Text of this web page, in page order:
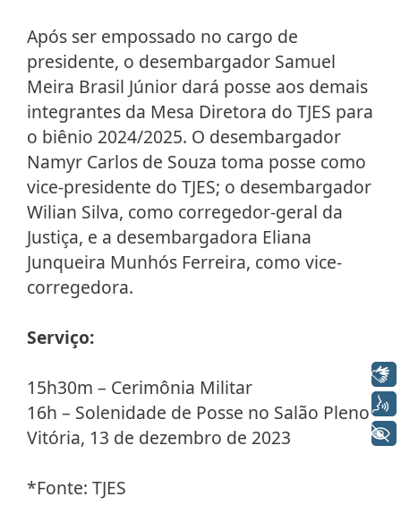
Após ser empossado no cargo de
presidente, o desembargador Samuel
Meira Brasil Júnior dará posse aos demais
integrantes da Mesa Diretora do TJES para
o biênio 2024/2025. O desembargador
Namyr Carlos de Souza toma posse como
vice-presidente do TJES; o desembargador
Wilian Silva, como corregedor-geral da
Justiça, e a desembargadora Eliana
Junqueira Munhós Ferreira, como vice-
corregedora.
Serviço:
15h30m – Cerimônia Militar
16h – Solenidade de Posse no Salão Pleno
Vitória, 13 de dezembro de 2023
*Fonte: TJES
Voz
+ Acessibilidade